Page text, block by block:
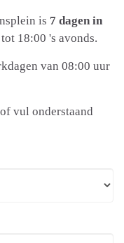
i
g
t
o
is 7 dagen in
18:00 's avonds.
van 08:00 uur
vul onderstaand